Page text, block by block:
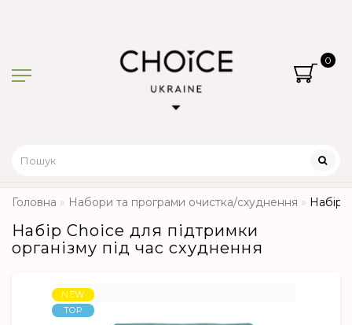
0
Головна Набори та програми очистка/схуднення Набір
Набір Choice для підтримки
організму під час схуднення
NEW
TOP